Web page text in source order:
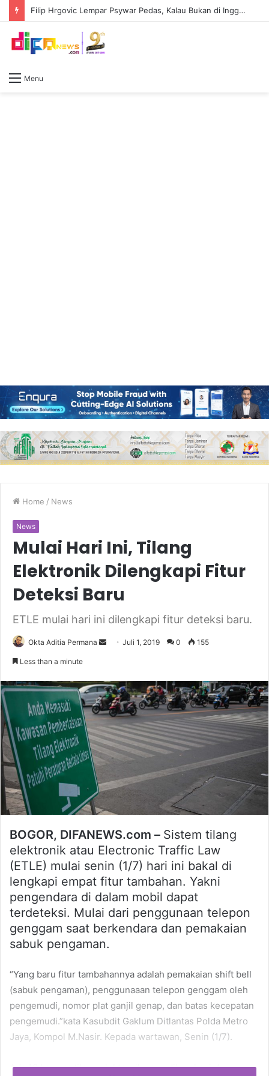
Filip Hrgovic Lempar Psywar Pedas, Kalau Bukan di Inggris, Tidak Ada Yang Kenal Moses Itauma
Menu
Home / News
News
Mulai Hari Ini, Tilang
Elektronik Dilengkapi Fitur
Deteksi Baru
ETLE mulai hari ini dilengkapi fitur deteksi baru.
Okta Aditia Permana
SendJuli 1, 2019 0 155
Less than a minute
BOGOR, DIFANEWS.com – Sistem tilang
elektronik atau Electronic Traffic Law
(ETLE) mulai senin (1/7) hari ini bakal di
lengkapi empat fitur tambahan. Yakni
pengendara di dalam mobil dapat
terdeteksi. Mulai dari penggunaan telepon
genggam saat berkendara dan pemakaian
sabuk pengaman.
“Yang baru fitur tambahannya adalah pemakaian shift bell
(sabuk pengaman), penggunaaan telepon genggam oleh
pengemudi, nomor plat ganjil genap, dan batas kecepatan
pengemudi.”kata Kasubdit Gaklum Ditlantas Polda Metro
Jaya, Kompol M.Nasir. Kepada wartawan, Senin (1/7).
Ada 10 kamera tilang elektronik yang dilengkapi dengan